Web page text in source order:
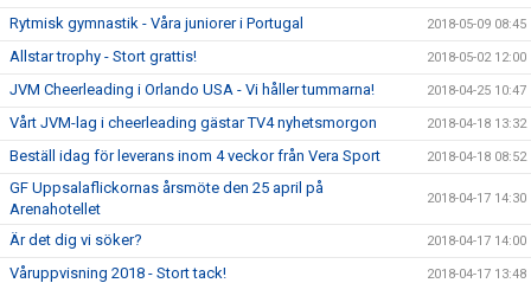
Rytmisk gymnastik - Våra juniorer i Portugal 2018-05-09 08:45
Allstar trophy - Stort grattis! 2018-05-02 12:00
JVM Cheerleading i Orlando USA - Vi håller tummarna! 2018-04-25 10:47
Vårt JVM-lag i cheerleading gästar TV4 nyhetsmorgon 2018-04-18 13:32
Beställ idag för leverans inom 4 veckor från Vera Sport 2018-04-18 08:52
GF Uppsalaflickornas årsmöte den 25 april på
Arenahotellet
2018-04-17 14:30
Är det dig vi söker? 2018-04-17 14:00
Våruppvisning 2018 - Stort tack! 2018-04-17 13:48